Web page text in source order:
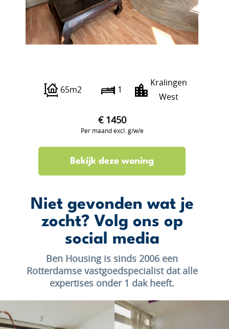
65m2 1
Kralingen
West
€ 1450
Per maand excl. g/w/e
Bekijk deze woning
Niet gevonden wat je
zocht? Volg ons op
social media
Ben Housing is sinds 2006 een
Rotterdamse vastgoedspecialist dat alle
expertises onder 1 dak heeft.